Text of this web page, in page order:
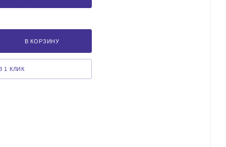
В КОРЗИНУ
1 КЛИК